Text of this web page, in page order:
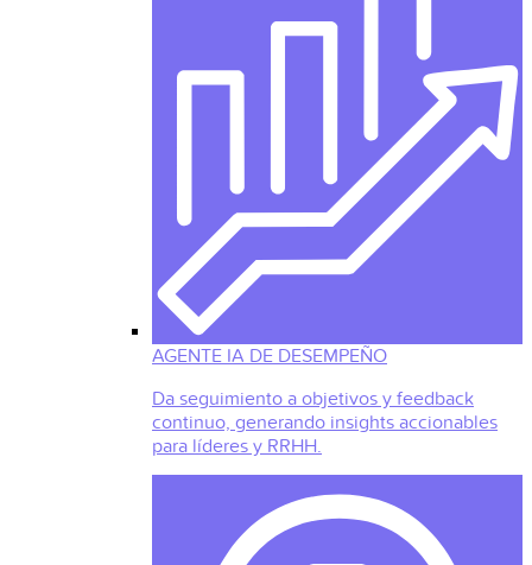
AGENTE IA DE DESEMPEÑO
Da seguimiento a objetivos y feedback
continuo, generando insights accionables
para líderes y RRHH.